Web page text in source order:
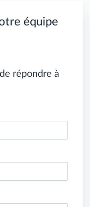
équipe
répondre à